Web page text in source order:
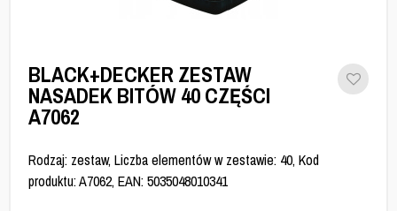
BLACK+DECKER ZESTAW
NASADEK BITÓW 40 CZĘŚCI
A7062
Rodzaj: zestaw, Liczba elementów w zestawie: 40, Kod
produktu: A7062, EAN: 5035048010341